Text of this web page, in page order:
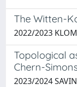
The Witten-
2022/2023
Topological
Chern-
2023/2024